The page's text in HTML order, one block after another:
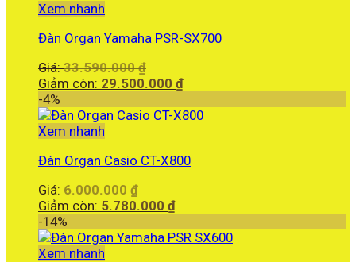
Xem nhanh
Đàn Organ Yamaha PSR-SX700
Giá:33.590.000₫
gốc
33.590.000 ₫.
Giảm còn: 29.500.000 ₫Giá
tại
-4%
Xem nhanh
Đàn Organ Casio CT-X800
Giá:6.000.000₫
gốc
6.000.000 ₫.
Giảm còn: 5.780.000 ₫Giá
tại
-14%
Xem nhanh